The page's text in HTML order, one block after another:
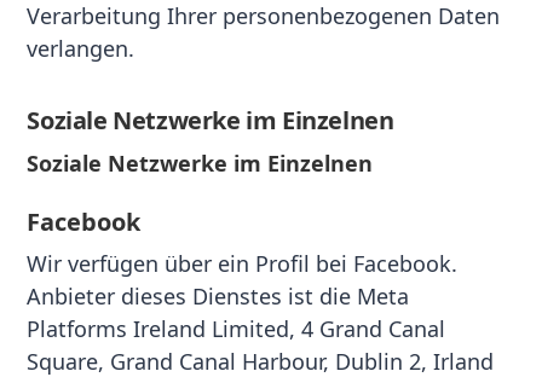
Verarbeitung Ihrer personenbezogenen Daten
verlangen.
Soziale Netzwerke im Einzelnen
Soziale Netzwerke im Einzelnen
Facebook
Wir verfügen über ein Profil bei Facebook.
Anbieter dieses Dienstes ist die Meta
Platforms Ireland Limited, 4 Grand Canal
Square, Grand Canal Harbour, Dublin 2, Irland